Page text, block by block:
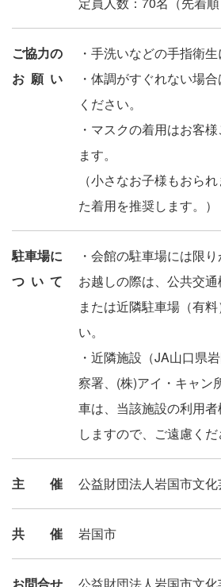
ご協力の
お願い
・手洗いなどの手指衛
・体調がすぐれない場
ください。
・マスクの着用はお客
ます。
（小さなお子様もおら
た着用を推奨します。）
駐車場に
ついて
・会館の駐車場には限り
お越しの際は、公共交通
または近隣駐車場（有
い。
・近隣施設（JA山口県
察署、(株)アイ・キャン
車は、当該施設の利用
しますので、ご遠慮くだ
主催 公益財団法人岩国市文
共催 岩国市
お問合せ
公益財団法人岩国市文